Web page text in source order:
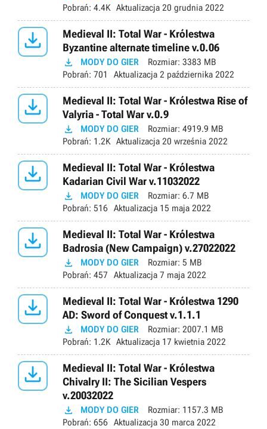
Pobrań: 4.4K Aktualizacja 20 grudnia 2022

Medieval II: Total War - Królestwa
Byzantine alternate timeline v.0.06
 MODY DO GIER Rozmiar: 3383 MB
Pobrań: 701 Aktualizacja 2 października 2022

Medieval II: Total War - Królestwa Rise of
Valyria - Total War v.0.9
 MODY DO GIER Rozmiar: 4919.9 MB
Pobrań: 1.2K Aktualizacja 20 września 2022

Medieval II: Total War - Królestwa
Kadarian Civil War v.11032022
 MODY DO GIER Rozmiar: 6.7 MB
Pobrań: 516 Aktualizacja 15 maja 2022

Medieval II: Total War - Królestwa
Badrosia (New Campaign) v.27022022
 MODY DO GIER Rozmiar: 5 MB
Pobrań: 457 Aktualizacja 7 maja 2022

Medieval II: Total War - Królestwa 1290
AD: Sword of Conquest v.1.1.1
 MODY DO GIER Rozmiar: 2007.1 MB
Pobrań: 1.2K Aktualizacja 17 kwietnia 2022

Medieval II: Total War - Królestwa
Chivalry II: The Sicilian Vespers
v.20032022
 MODY DO GIER Rozmiar: 1157.3 MB
Pobrań: 656 Aktualizacja 30 marca 2022